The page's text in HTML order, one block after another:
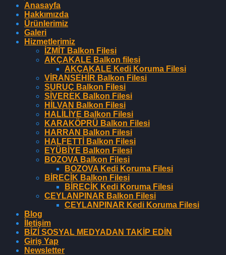
Anasayfa
Hakkımızda
Ürünlerimiz
Galeri
Hizmetlerimiz
İZMİT Balkon Filesi
AKÇAKALE Balkon filesi
AKÇAKALE Kedi Koruma Filesi
VİRANSEHİR Balkon Filesi
SURUÇ Balkon Filesi
SİVEREK Balkon Filesi
HİLVAN Balkon Filesi
HALİLİYE Balkon Filesi
KARAKÖPRÜ Balkon Filesi
HARRAN Balkon Filesi
HALFETTİ Balkon Filesi
EYÜBİYE Balkon Filesi
BOZOVA Balkon Filesi
BOZOVA Kedi Koruma Filesi
BİRECİK Balkon Filesi
BİRECİK Kedi Koruma Filesi
CEYLANPINAR Balkon Filesi
CEYLANPINAR Kedi Koruma Filesi
Blog
İletişim
BİZİ SOSYAL MEDYADAN TAKİP EDİN
Giriş Yap
Newsletter